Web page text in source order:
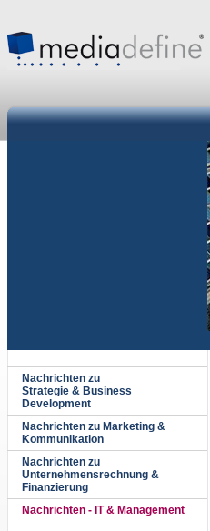
Nachrichten zu
Strategie & Business
Development
Nachrichten zu Marketing &
Kommunikation
Nachrichten zu
Unternehmensrechnung &
Finanzierung
Nachrichten - IT & Management